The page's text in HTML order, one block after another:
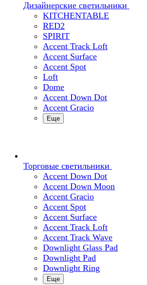
Дизайнерские светильники
KITCHENTABLE
RED2
SPIRIT
Accent Track Loft
Accent Surface
Accent Spot
Loft
Dome
Accent Down Dot
Accent Gracio
Еще
Торговые светильники
Accent Down Dot
Accent Down Moon
Accent Gracio
Accent Spot
Accent Surface
Accent Track Loft
Accent Track Wave
Downlight Glass Pad
Downlight Pad
Downlight Ring
Еще